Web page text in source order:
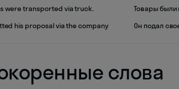
were transported via truck.
Товары были
his proposal via the company
Он подал
слова